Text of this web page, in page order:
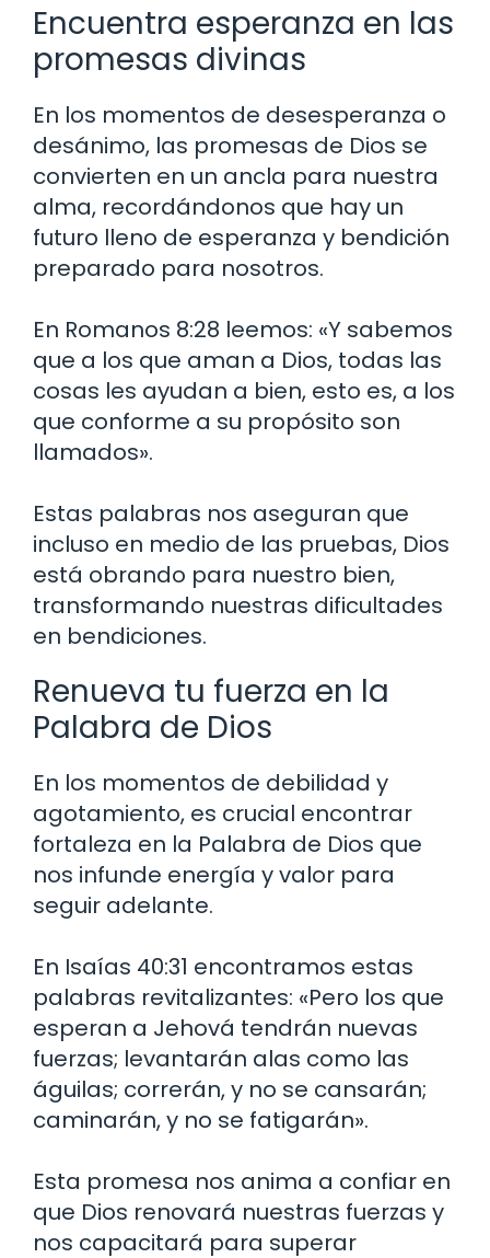
Encuentra esperanza en las
promesas divinas
En los momentos de desesperanza o
desánimo, las promesas de Dios se
convierten en un ancla para nuestra
alma, recordándonos que hay un
futuro lleno de esperanza y bendición
preparado para nosotros.
En Romanos 8:28 leemos: «Y sabemos
que a los que aman a Dios, todas las
cosas les ayudan a bien, esto es, a los
que conforme a su propósito son
llamados».
Estas palabras nos aseguran que
incluso en medio de las pruebas, Dios
está obrando para nuestro bien,
transformando nuestras dificultades
en bendiciones.
Renueva tu fuerza en la
Palabra de Dios
En los momentos de debilidad y
agotamiento, es crucial encontrar
fortaleza en la Palabra de Dios que
nos infunde energía y valor para
seguir adelante.
En Isaías 40:31 encontramos estas
palabras revitalizantes: «Pero los que
esperan a Jehová tendrán nuevas
fuerzas; levantarán alas como las
águilas; correrán, y no se cansarán;
caminarán, y no se fatigarán».
Esta promesa nos anima a confiar en
que Dios renovará nuestras fuerzas y
nos capacitará para superar